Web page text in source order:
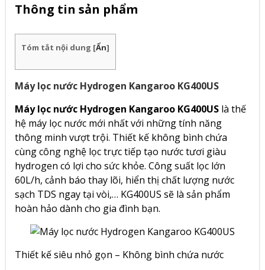
Thông tin sản phẩm
Tóm tắt nội dung [Ẩn]
Máy lọc nước Hydrogen Kangaroo KG400US
Máy lọc nước Hydrogen Kangaroo KG400US là thế
hệ máy lọc nước mới nhất với những tính năng
thông minh vượt trội. Thiết kế không bình chứa
cùng công nghệ lọc trực tiếp tạo nước tươi giàu
hydrogen có lợi cho sức khỏe. Công suất lọc lớn
60L/h, cảnh báo thay lõi, hiển thị chất lượng nước
sạch TDS ngay tại vòi,… KG400US sẽ là sản phẩm
hoàn hảo dành cho gia đình bạn.
Thiết kế siêu nhỏ gọn – Không bình chứa nước